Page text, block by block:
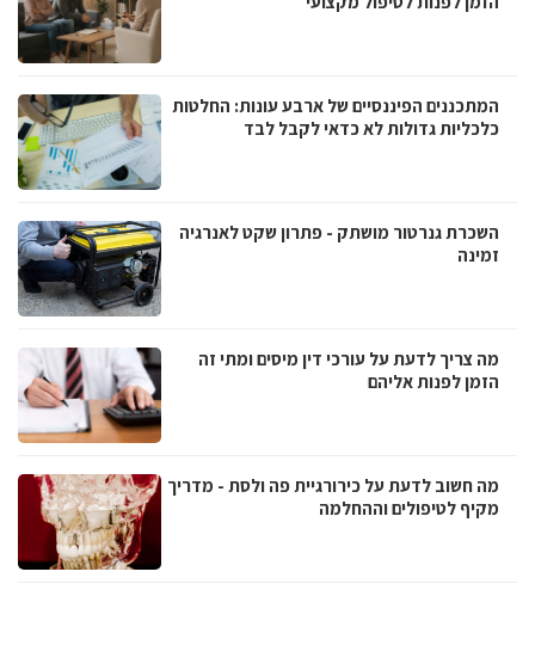
המתכננים הפיננסיים של ארבע עונות: החלטות
כלכליות גדולות לא כדאי לקבל לבד
השכרת גנרטור מושתק - פתרון שקט לאנרגיה
זמינה
מה צריך לדעת על עורכי דין מיסים ומתי זה
הזמן לפנות אליהם
מה חשוב לדעת על כירורגיית פה ולסת - מדריך
מקיף לטיפולים וההחלמה